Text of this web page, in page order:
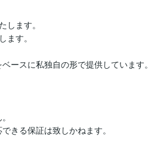
します。
す。
ースに私独自の形で提供しています。
きる保証は致しかねます。